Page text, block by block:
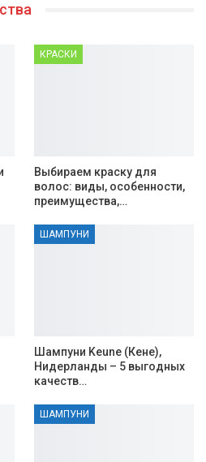
КРАСКИ
Выбираем краску для
волос: виды, особенности,
преимущества,…
ШАМПУНИ
Шампуни Keune (Кене),
Нидерланды – 5 выгодных
качеств…
ШАМПУНИ